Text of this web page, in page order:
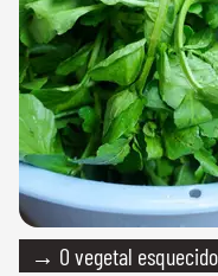
→ O vegetal